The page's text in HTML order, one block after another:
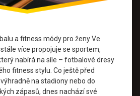
a fitness módy pro ženy Ve
více propojuje se sportem,
nabírá na síle – fotbalové dresy
fitness stylu. Co ještě před
na stadiony nebo do
zápasů, dnes nachází své